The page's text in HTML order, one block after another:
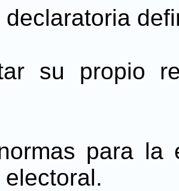
declaratoria
su propio
para la